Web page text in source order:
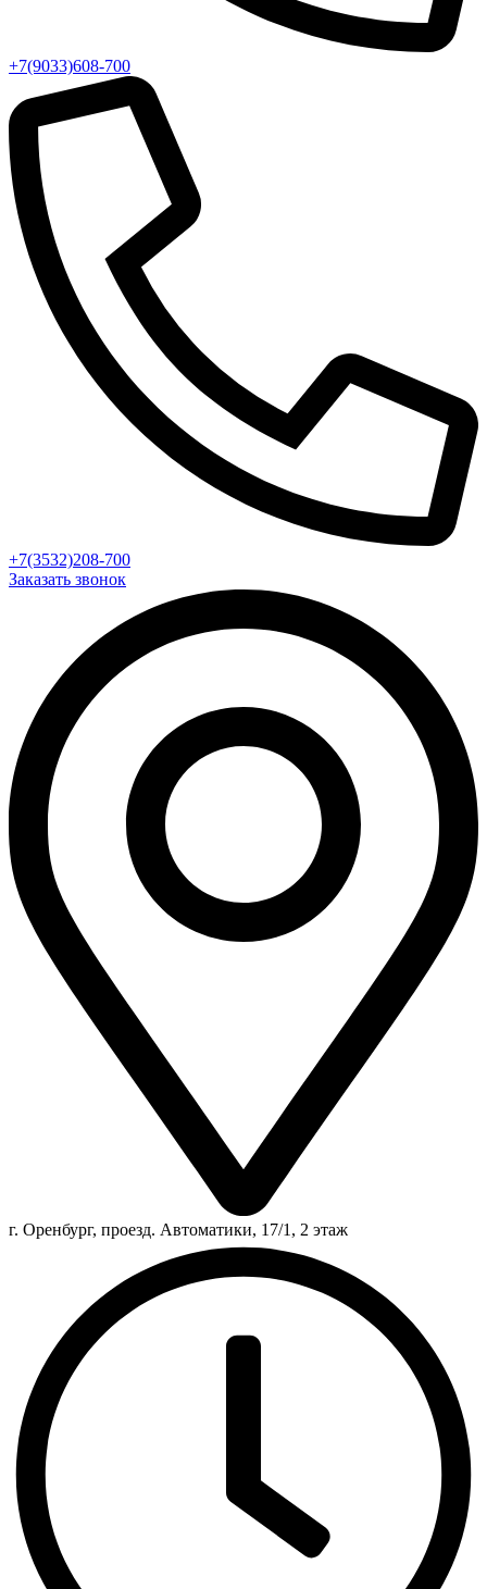
+7(9033)608-700
+7(3532)208-700
Заказать звонок
г. Оренбург, проезд. Автоматики, 17/1, 2 этаж